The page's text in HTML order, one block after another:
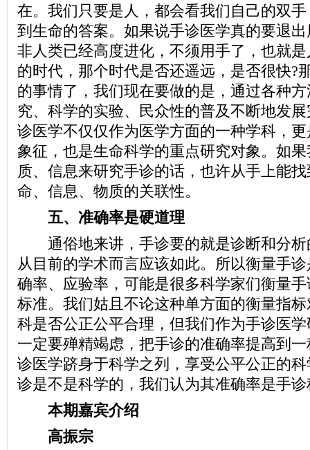
在。我们只要是人，都会看我们自己的双
到生命的答案。如果说手诊医学真的要退
非人类已经高度进化，不须用手了，也就
的时代，那个时代是否还遥远，是否很快?
的事情了，我们现在要做的是，通过各种
究、科学的实验、民众性的普及不断地发
诊医学不仅仅作为医学方面的一种学科，
象征，也是生命科学的重点研究对象。如
质、信息来研究手诊的话，也许从手上能
命、信息、物质的关联性。
五、准确率是硬道理
通俗地来讲，手诊要的就是诊断和分析
从目前的学术而言应该如此。所以衡量手
确率、应验率，可能是很多科学家们衡量
标准。我们姑且不论这种单方面的衡量指
科是否公正公平合理，但我们作为手诊医
一定要殚精竭虑，把手诊的准确率提高到
诊医学跻身于科学之列，享受公平公正的
诊是不是科学的，我们认为其准确率是手
本期嘉宾介绍
高振宗